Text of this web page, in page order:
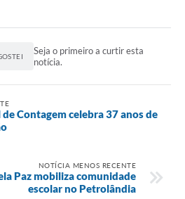
Seja o primeiro a curtir esta
notícia.
Contagem celebra 37 anos de
NOTÍCIA MENOS RECENTE
Paz mobiliza comunidade
escolar no Petrolândia